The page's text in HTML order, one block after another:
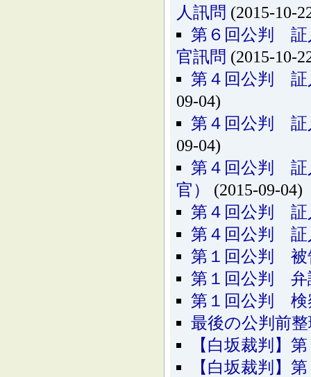
人訊問 (2015-10-
第６回公判 証
官訊問 (2015-10-
第４回公判 証
09-04)
第４回公判 証
09-04)
第４回公判 証
官）
(2015-09-04)
第４回公判 証
第４回公判 証
第１回公判 被
第１回公判 弁
第１回公判 検
最後の公判前
【白坂裁判】
【白坂裁判】